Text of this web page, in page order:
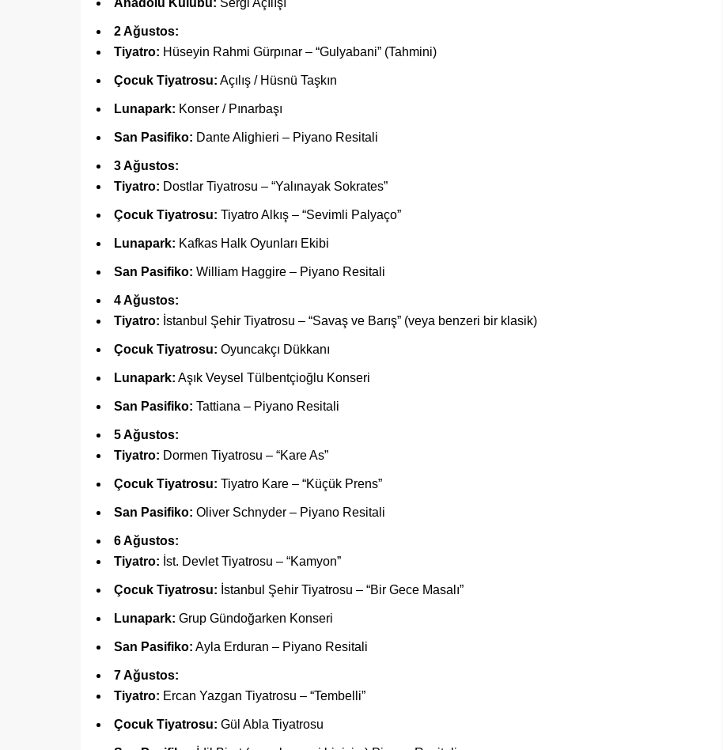
Anadolu Kulübü: Sergi Açılışı
2 Ağustos:
Tiyatro: Hüseyin Rahmi Gürpınar – “Gulyabani” (Tahmini)
Çocuk Tiyatrosu: Açılış / Hüsnü Taşkın
Lunapark: Konser / Pınarbaşı
San Pasifiko: Dante Alighieri – Piyano Resitali
3 Ağustos:
Tiyatro: Dostlar Tiyatrosu – “Yalınayak Sokrates”
Çocuk Tiyatrosu: Tiyatro Alkış – “Sevimli Palyaço”
Lunapark: Kafkas Halk Oyunları Ekibi
San Pasifiko: William Haggire – Piyano Resitali
4 Ağustos:
Tiyatro: İstanbul Şehir Tiyatrosu – “Savaş ve Barış” (veya benzeri bir klasik)
Çocuk Tiyatrosu: Oyuncakçı Dükkanı
Lunapark: Aşık Veysel Tülbentçioğlu Konseri
San Pasifiko: Tattiana – Piyano Resitali
5 Ağustos:
Tiyatro: Dormen Tiyatrosu – “Kare As”
Çocuk Tiyatrosu: Tiyatro Kare – “Küçük Prens”
San Pasifiko: Oliver Schnyder – Piyano Resitali
6 Ağustos:
Tiyatro: İst. Devlet Tiyatrosu – “Kamyon”
Çocuk Tiyatrosu: İstanbul Şehir Tiyatrosu – “Bir Gece Masalı”
Lunapark: Grup Gündoğarken Konseri
San Pasifiko: Ayla Erduran – Piyano Resitali
7 Ağustos:
Tiyatro: Ercan Yazgan Tiyatrosu – “Tembelli”
Çocuk Tiyatrosu: Gül Abla Tiyatrosu